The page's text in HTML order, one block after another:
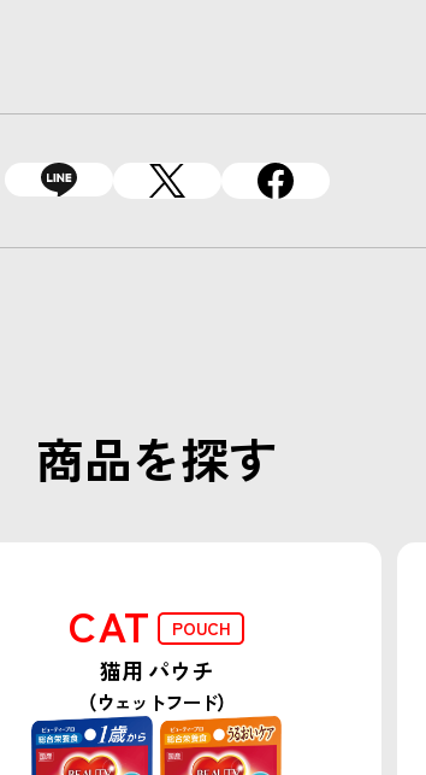
商品を探す
CAT POUCH
猫用 パウチ
（ウェットフード）